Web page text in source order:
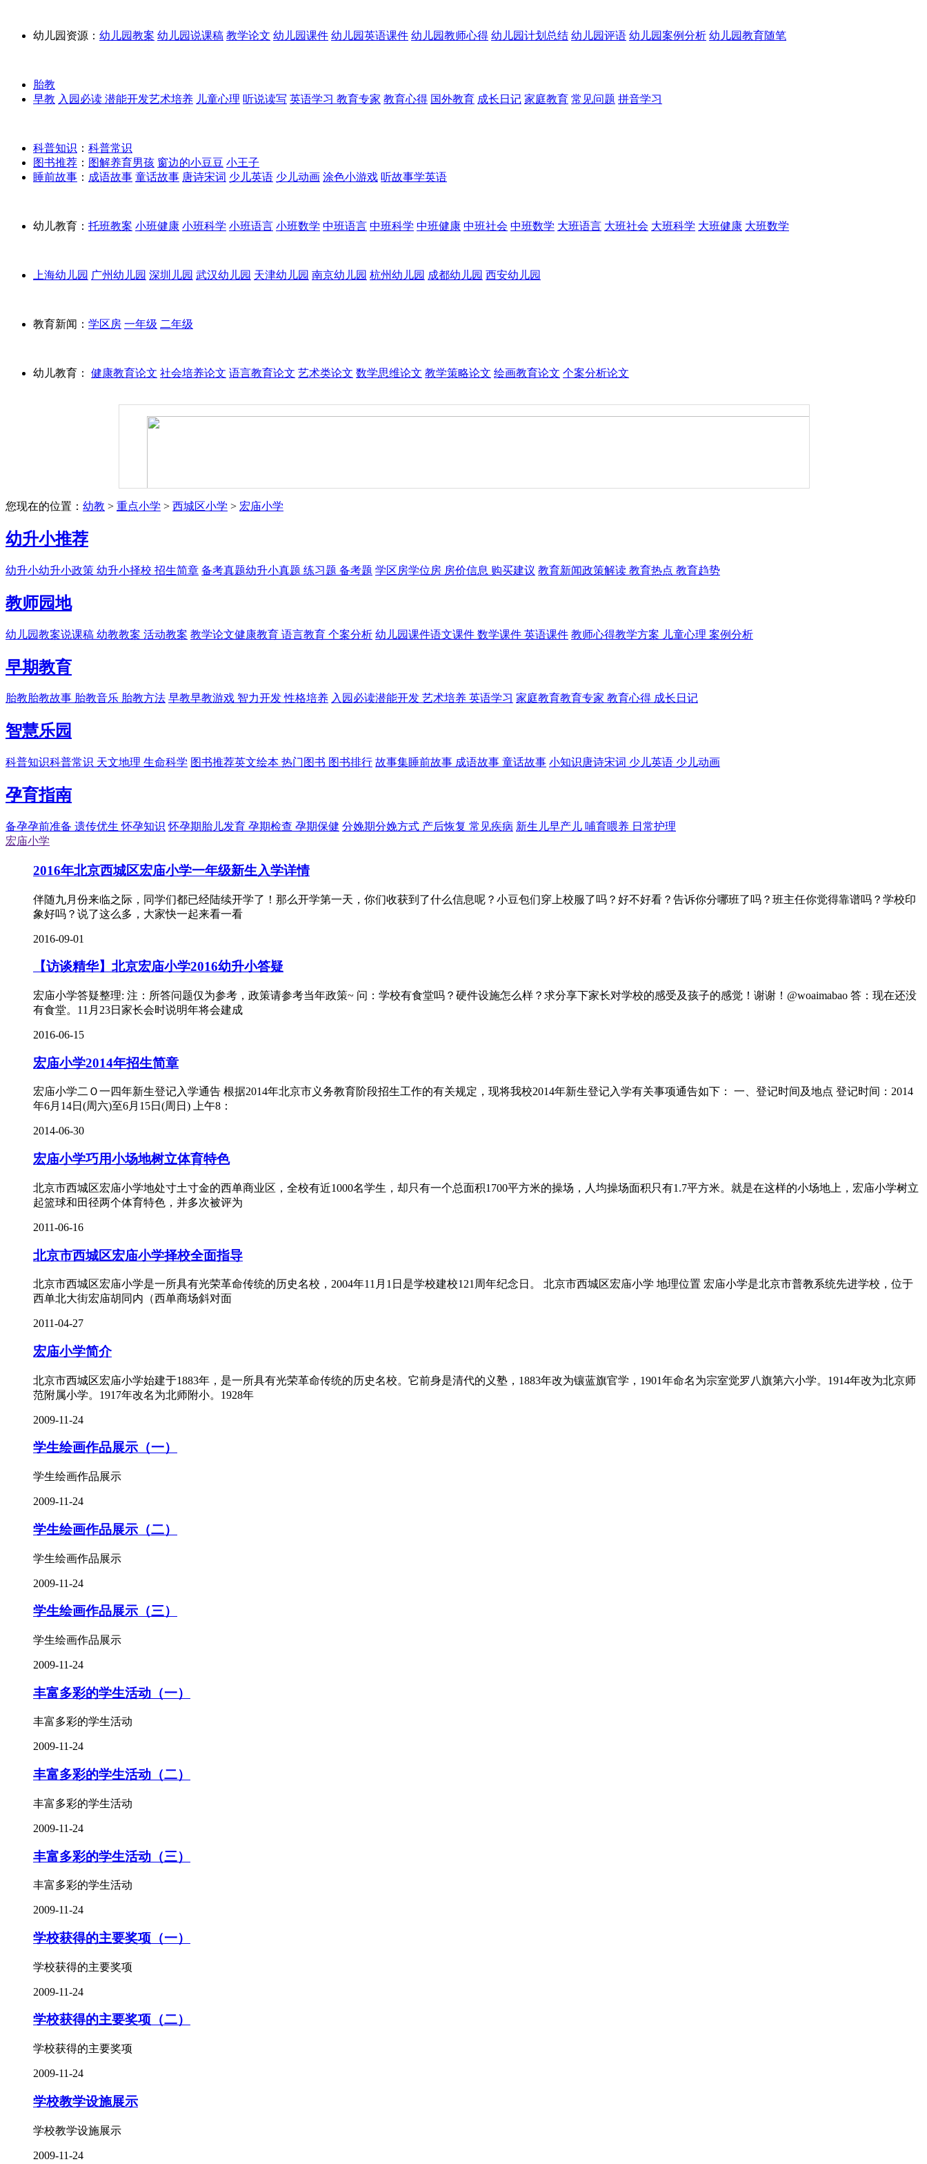
幼儿园资源： 幼儿园教案 幼儿园说课稿 教学论文 幼儿园课件 幼儿园英语课件 幼儿园教师心得 幼儿园计划总结 幼儿园评语 幼儿园案例分析 幼儿园教育随笔
胎教
早教 入园必读 潜能开发艺术培养 儿童心理 听说读写 英语学习 教育专家 教育心得 国外教育 成长日记 家庭教育 常见问题 拼音学习
科普知识 ： 科普常识
图书推荐 ： 图解养育男孩 窗边的小豆豆 小王子
睡前故事 ： 成语故事 童话故事 唐诗宋词 少儿英语 少儿动画 涂色小游戏 听故事学英语
幼儿教育： 托班教案 小班健康 小班科学 小班语言 小班数学 中班语言 中班科学 中班健康 中班社会 中班数学 大班语言 大班社会 大班科学 大班健康 大班数学
上海幼儿园 广州幼儿园 深圳儿园 武汉幼儿园 天津幼儿园 南京幼儿园 杭州幼儿园 成都幼儿园 西安幼儿园
教育新闻： 学区房 一年级 二年级
幼儿教育： 健康教育论文 社会培养论文 语言教育论文 艺术类论文 数学思维论文 教学策略论文 绘画教育论文 个案分析论文
您现在的位置： 幼教 > 重点小学 > 西城区小学 > 宏庙小学
幼升小推荐
幼升小幼升小政策 幼升小择校 招生简章 备考真题幼升小真题 练习题 备考题 学区房学位房 房价信息 购买建议 教育新闻政策解读 教育热点 教育趋势
教师园地
幼儿园教案说课稿 幼教教案 活动教案 教学论文健康教育 语言教育 个案分析 幼儿园课件语文课件 数学课件 英语课件 教师心得教学方案 儿童心理 案例分析
早期教育
胎教胎教故事 胎教音乐 胎教方法 早教早教游戏 智力开发 性格培养 入园必读潜能开发 艺术培养 英语学习 家庭教育教育专家 教育心得 成长日记
智慧乐园
科普知识科普常识 天文地理 生命科学 图书推荐英文绘本 热门图书 图书排行 故事集睡前故事 成语故事 童话故事 小知识唐诗宋词 少儿英语 少儿动画
孕育指南
备孕孕前准备 遗传优生 怀孕知识 怀孕期 胎儿发育 孕期检查 孕期保健 分娩期分娩方式 产后恢复 常见疾病 新生儿早产儿 哺育喂养 日常护理
宏庙小学
2016年北京西城区宏庙小学一年级新生入学详情
伴随九月份来临之际，同学们都已经陆续开学了！那么开学第一天，你们收获到了什么信息呢？小豆包们穿上校服了吗？好不好看？告诉你分哪班了吗？班主任你觉得靠谱吗？学校印
象好吗？说了这么多，大家快一起来看一看
2016-09-01
【访谈精华】北京宏庙小学2016幼升小答疑
宏庙小学答疑整理: 注：所答问题仅为参考，政策请参考当年政策~ 问：学校有食堂吗？硬件设施怎么样？求分享下家长对学校的感受及孩子的感觉！谢谢！@woaimabao 答：现在还没
有食堂。11月23日家长会时说明年将会建成
2016-06-15
宏庙小学2014年招生简章
宏庙小学二Ｏ一四年新生登记入学通告 根据2014年北京市义务教育阶段招生工作的有关规定，现将我校2014年新生登记入学有关事项通告如下： 一、登记时间及地点 登记时间：2014
年6月14日(周六)至6月15日(周日) 上午8：
2014-06-30
宏庙小学巧用小场地树立体育特色
北京市西城区宏庙小学地处寸土寸金的西单商业区，全校有近1000名学生，却只有一个总面积1700平方米的操场，人均操场面积只有1.7平方米。就是在这样的小场地上，宏庙小学树立
起篮球和田径两个体育特色，并多次被评为
2011-06-16
北京市西城区宏庙小学择校全面指导
北京市西城区宏庙小学是一所具有光荣革命传统的历史名校，2004年11月1日是学校建校121周年纪念日。 北京市西城区宏庙小学 地理位置 宏庙小学是北京市普教系统先进学校，位于
西单北大街宏庙胡同内（西单商场斜对面
2011-04-27
宏庙小学简介
北京市西城区宏庙小学始建于1883年，是一所具有光荣革命传统的历史名校。它前身是清代的义塾，1883年改为镶蓝旗官学，1901年命名为宗室觉罗八旗第六小学。1914年改为北京师
范附属小学。1917年改名为北师附小。1928年
2009-11-24
学生绘画作品展示（一）
学生绘画作品展示
2009-11-24
学生绘画作品展示（二）
学生绘画作品展示
2009-11-24
学生绘画作品展示（三）
学生绘画作品展示
2009-11-24
丰富多彩的学生活动（一）
丰富多彩的学生活动
2009-11-24
丰富多彩的学生活动（二）
丰富多彩的学生活动
2009-11-24
丰富多彩的学生活动（三）
丰富多彩的学生活动
2009-11-24
学校获得的主要奖项（一）
学校获得的主要奖项
2009-11-24
学校获得的主要奖项（二）
学校获得的主要奖项
2009-11-24
学校教学设施展示
学校教学设施展示
2009-11-24